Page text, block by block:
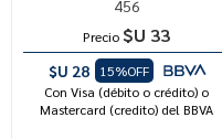
456
Precio $U 33
$U 28
15%OFF
Con Visa (débito o crédito) o
Mastercard (credito) del BBVA